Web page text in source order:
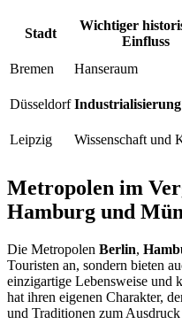
Stadt
Wichtiger
Einfluss
Bremen
Hanseraum
Düsseldorf Industrialisierung
Leipzig
Wissenschaft und
Metropolen im
Hamburg und
Die Metropolen Berlin,
Touristen an, sondern bieten
einzigartige Lebensweise und
hat ihren eigenen Charakter,
und Traditionen zum